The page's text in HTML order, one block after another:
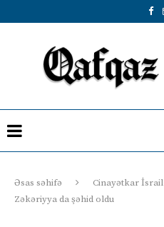
Əsas səhifə Cinayətkar İsrail
Zəkəriyya da şəhid oldu